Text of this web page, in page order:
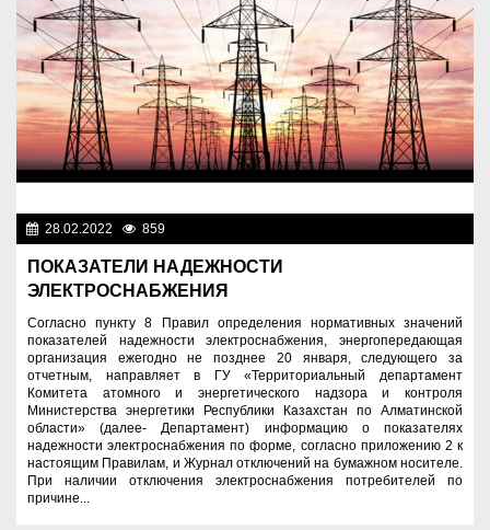
28.02.2022 859
ПОКАЗАТЕЛИ НАДЕЖНОСТИ
ЭЛЕКТРОСНАБЖЕНИЯ
Согласно пункту 8 Правил определения нормативных значений
показателей надежности электроснабжения, энергопередающая
организация ежегодно не позднее 20 января, следующего за
отчетным, направляет в ГУ «Территориальный департамент
Комитета атомного и энергетического надзора и контроля
Министерства энергетики Республики Казахстан по Алматинской
области» (далее- Департамент) информацию о показателях
надежности электроснабжения по форме, согласно приложению 2 к
настоящим Правилам, и Журнал отключений на бумажном носителе.
При наличии отключения электроснабжения потребителей по
причине...